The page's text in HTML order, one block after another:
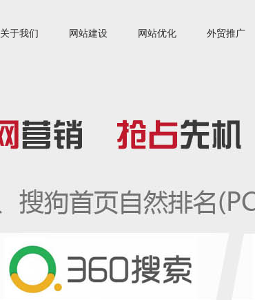
关于我们 网站建设 网站优化 外贸推广